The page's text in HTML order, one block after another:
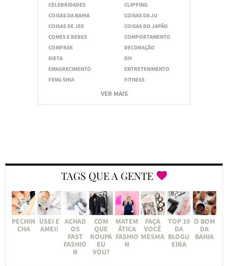
CELEBRIDADES
CLIPPING
COISAS DA BAHIA
COISAS DA JU
COISAS DE JEE
COISAS DO JAPÃO
COMES E BEBES
COMPORTAMENTO
COMPRAS
DECORAÇÃO
DIETA
DIY
EMAGRECIMENTO
ENTRETENIMENTO
FENG SHUI
FITNESS
VER MAIS
TAGS QUE A GENTE
PECHIN
CHA
USEI E
AMEI!
ACHAD
OS
FAST
FASHIO
N
COM
QUE
ROUPA
EU
VOU?
MATEM
ÁTICA
FASHIO
N
FAÇA
VOCÊ
MESMA
TOP 10
DA
BLOGU
EIRA
O BOM
DA
BAHIA